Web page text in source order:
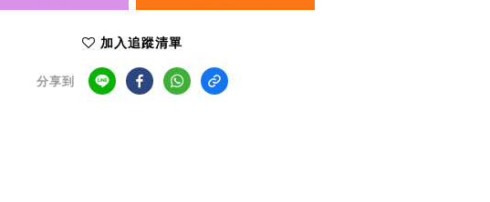
加入追蹤清單
分享到